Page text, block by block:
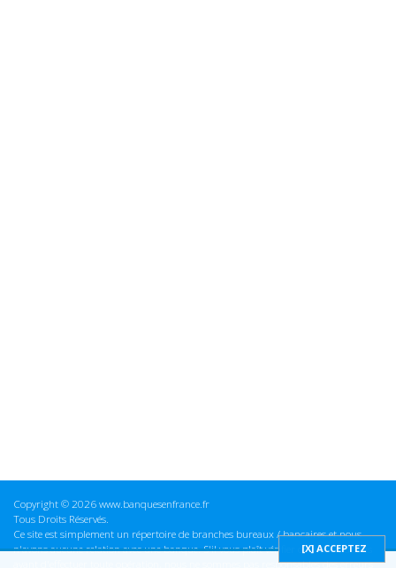
Copyright © 2026 www.banquesenfrance.fr
Tous Droits Réservés.
Ce site est simplement un répertoire de branches bureaux / bancaires et nous
n'avons aucune relation avec une banque. S'il vous plaît vérifier ces informations
avant d'effectuer toute opération, nous ne sommes pas responsables des erreurs